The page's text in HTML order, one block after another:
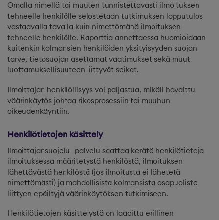
Omalla nimellä tai muuten tunnistettavasti ilmoituksen
tehneelle henkilölle selostetaan tutkimuksen lopputulos
vastaavalla tavalla kuin nimettömänä ilmoituksen
tehneelle henkilölle. Raporttia annettaessa huomioidaan
kuitenkin kolmansien henkilöiden yksityisyyden suojan
tarve, tietosuojan asettamat vaatimukset sekä muut
luottamuksellisuuteen liittyvät seikat.
Ilmoittajan henkilöllisyys voi paljastua, mikäli havaittu
väärinkäytös johtaa rikosprosessiin tai muuhun
oikeudenkäyntiin.
Henkilötietojen käsittely
Ilmoittajansuojelu -palvelu saattaa kerätä henkilötietoja
ilmoituksessa määritetystä henkilöstä, ilmoituksen
lähettävästä henkilöstä (jos ilmoitusta ei lähetetä
nimettömästi) ja mahdollisista kolmansista osapuolista
liittyen epäiltyjä väärinkäytöksen tutkimiseen.
Henkilötietojen käsittelystä on laadittu erillinen